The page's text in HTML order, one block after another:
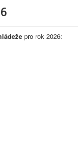
pro rok 2026: